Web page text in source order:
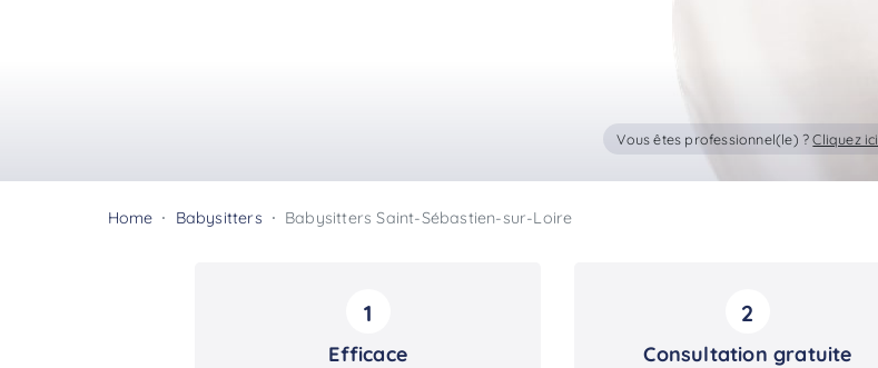
Vous êtes professionnel(le) ?Cliquez ici
Home Babysitters Babysitters Saint-Sébastien-sur-Loire
1
Efficace
2
Consultation gratuite